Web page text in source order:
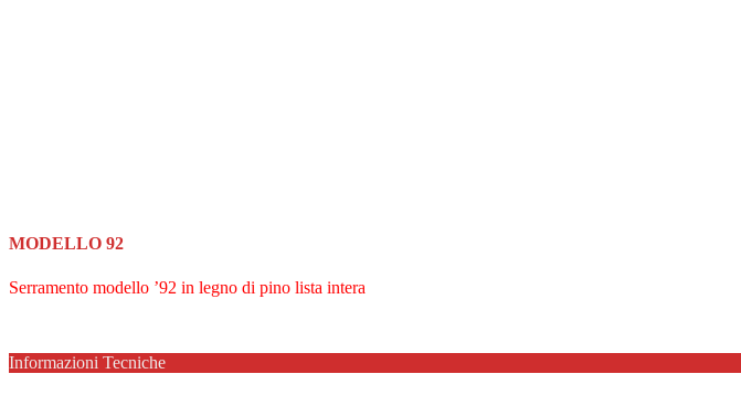
MODELLO 92
Serramento modello ’92 in legno di pino lista intera
Informazioni Tecniche